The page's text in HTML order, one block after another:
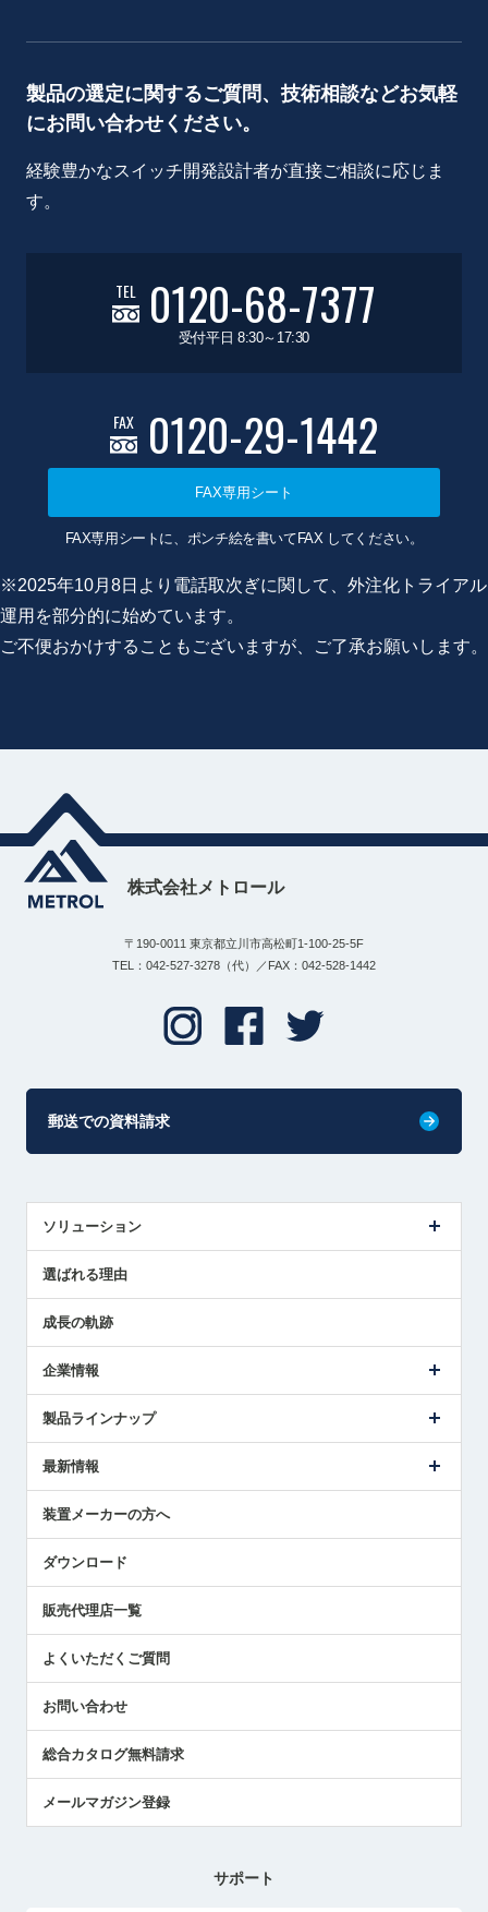
製品の選定に関するご質問、技術相談などお気軽
にお問い合わせください。
経験豊かなスイッチ開発設計者が直接ご相談に応じま
す。
TEL 0120-68-7377
受付平日 8:30～17:30
FAX 0120-29-1442
FAX専用シート
FAX専用シートに、ポンチ絵を書いてFAX してください。
※2025年10月8日より電話取次ぎに関して、外注化トライアル
運用を部分的に始めています。
ご不便おかけすることもございますが、ご了承お願いします。
株式会社メトロール
〒190-0011 東京都立川市高松町1-100-25-5F
TEL：042-527-3278（代）／FAX：042-528-1442
郵送での資料請求
ソリューション
解決策提案
選ばれる理由
成長の軌跡
企業情報
ごあいさつ
受賞履歴
採用情報
国/地域/言語
製品ラインナップ
ツールセッタ製品
エアマイクロセンサ製品
最新情報
メトロールの技術
社員ブログ
中小企業のBCP地震対策
センサのテクニカルガイド
社長ブログ
装置メーカーの方へ
ダウンロード
販売代理店一覧
よくいただくご質問
お問い合わせ
総合カタログ無料請求
メールマガジン登録
サポート